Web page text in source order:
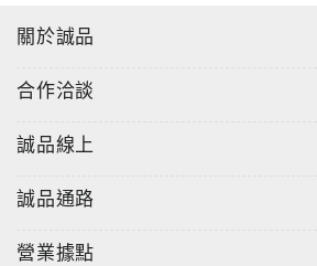
關於誠品
合作洽談
誠品線上
誠品通路
營業據點